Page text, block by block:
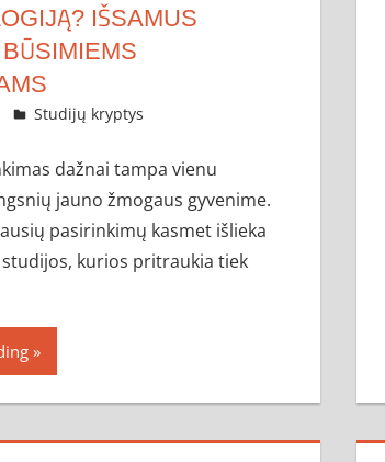
IŠSAMUS
administratorius
Studijų kryptys
dažnai tampa vienu
jauno žmogaus gyvenime.
pasirinkimų kasmet išlieka
kurios pritraukia tiek